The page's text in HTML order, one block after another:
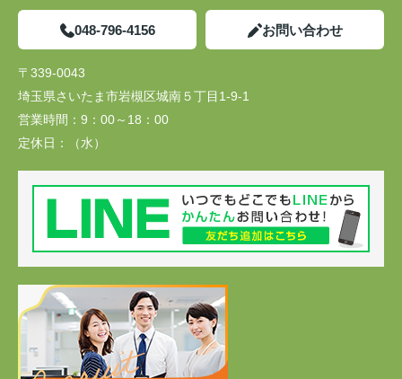
048-796-4156 お問い合わせ
〒339-0043
埼玉県さいたま市岩槻区城南５丁目1-9-1
営業時間： 9：00～18：00
定休日：
（水）